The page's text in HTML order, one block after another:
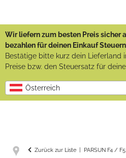
Wir liefern zum besten Preis sicher
bezahlen für deinen Einkauf
Bestätige bitte kurz dein Lieferland
Preise bzw. den Steuersatz für
Österreich
Zurück zur Liste PARSUN F4 /